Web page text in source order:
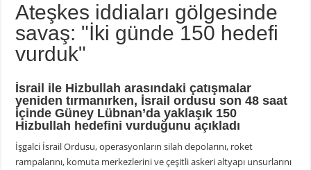
Ateşkes iddiaları gölgesinde
savaş: "İki günde 150 hedefi
vurduk"
İsrail ile Hizbullah arasındaki çatışmalar
yeniden tırmanırken, İsrail ordusu son 48 saat
içinde Güney Lübnan’da yaklaşık 150
Hizbullah hedefini vurduğunu açıkladı
İşgalci İsrail Ordusu, operasyonların silah depolarını, roket
rampalarını, komuta merkezlerini ve çeşitli askeri altyapı unsurlarını